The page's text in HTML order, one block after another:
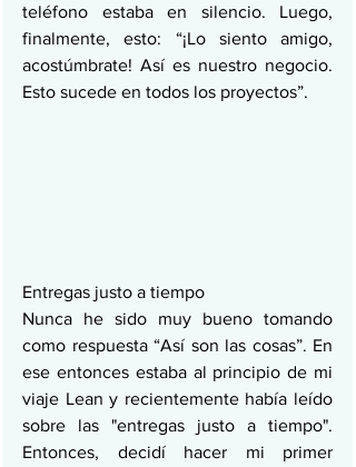
teléfono estaba en silencio. Luego,
finalmente, esto: “¡Lo siento amigo,
acostúmbrate! Así es nuestro negocio.
Esto sucede en todos los proyectos”.
Entregas justo a tiempo
Nunca he sido muy bueno tomando
como respuesta “Así son las cosas”. En
ese entonces estaba al principio de mi
viaje Lean y recientemente había leído
sobre las "entregas justo a tiempo".
Entonces, decidí hacer mi primer